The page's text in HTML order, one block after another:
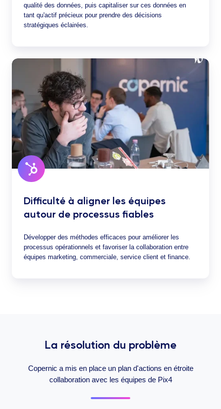
qualité des données, puis capitaliser sur ces données en
tant qu'actif précieux pour prendre des décisions
stratégiques éclairées.
Difficulté à aligner les équipes
autour de processus fiables
Développer des méthodes efficaces pour améliorer les
processus opérationnels et favoriser la collaboration entre
équipes marketing, commerciale, service client et finance.
La résolution du problème
Copernic a mis en place un plan d'actions en étroite
collaboration avec les équipes de Pix4